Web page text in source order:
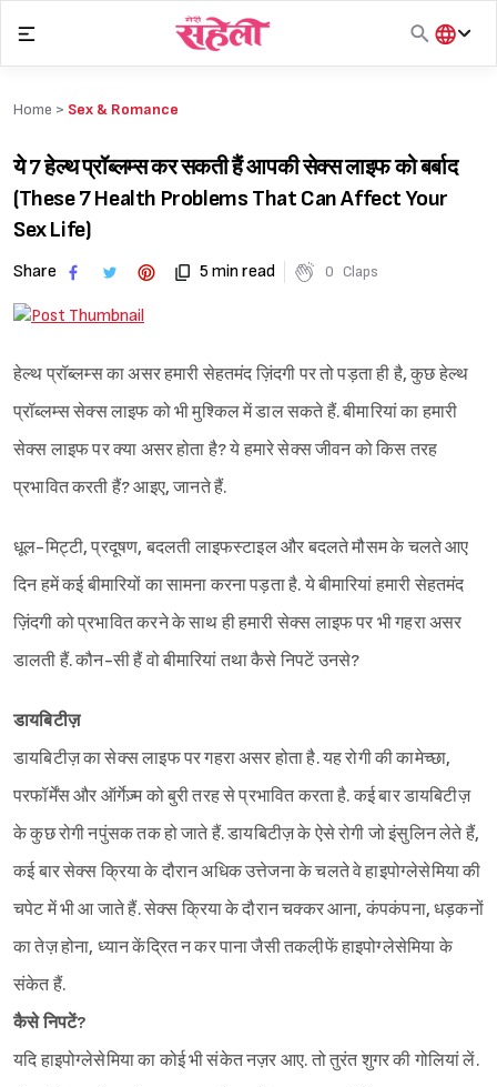
content
हिंदी
Home > Sex & Romance
ये 7 हेल्थ प्रॉब्लम्स कर सकती हैं आपकी सेक्स लाइफ को बर्बाद
(These 7 Health Problems That Can Affect Your
Sex Life)
Share 5 min read 0 Claps
हेल्थ प्रॉब्लम्स का असर हमारी सेहतमंद ज़िंदगी पर तो पड़ता ही है, कुछ हेल्थ
प्रॉब्लम्स सेक्स लाइफ को भी मुश्किल में डाल सकते हैं. बीमारियां का हमारी
सेक्स लाइफ पर क्या असर होता है? ये हमारे सेक्स जीवन को किस तरह
प्रभावित करती हैं? आइए, जानते हैं.
धूल-मिट्टी, प्रदूषण, बदलती लाइफस्टाइल और बदलते मौसम के चलते आए
दिन हमें कई बीमारियों का सामना करना पड़ता है. ये बीमारियां हमारी सेहतमंद
ज़िंदगी को प्रभावित करने के साथ ही हमारी सेक्स लाइफ पर भी गहरा असर
डालती हैं. कौन-सी हैं वो बीमारियां तथा कैसे निपटें उनसे?
डायबिटीज़
डायबिटीज़ का सेक्स लाइफ पर गहरा असर होता है. यह रोगी की कामेच्छा,
परफॉर्मेंस और ऑर्गेज़्म को बुरी तरह से प्रभावित करता है. कई बार डायबिटीज़
के कुछ रोगी नपुंसक तक हो जाते हैं. डायबिटीज़ के ऐसे रोगी जो इंसुलिन लेते हैं,
कई बार सेक्स क्रिया के दौरान अधिक उत्तेजना के चलते वे हाइपोग्लेसेमिया की
चपेट में भी आ जाते हैं. सेक्स क्रिया के दौरान चक्कर आना, कंपकंपना, धड़कनों
का तेज़ होना, ध्यान केंद्रित न कर पाना जैसी तकली़फें हाइपोग्लेसेमिया के
संकेत हैं.
कैसे निपटें?
यदि हाइपोग्लेसेमिया का कोई भी संकेत नज़र आए. तो तुरंत शुगर की गोलियां लें.